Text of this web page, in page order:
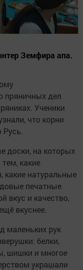
Земфира апа.
пряничных дел
Ученики
что корни
Русь.
доски, на которых
какие
какие натуральные
печатные
вкус и качество,
вкуснее.
маленьких рук
белки,
шишки и многое
украшали